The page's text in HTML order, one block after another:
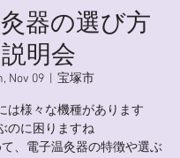
器の選び方
説明会
Nov 09 宝塚市
は様々な機種があります
のに困りますね
、電子温灸器の特徴や選ぶ